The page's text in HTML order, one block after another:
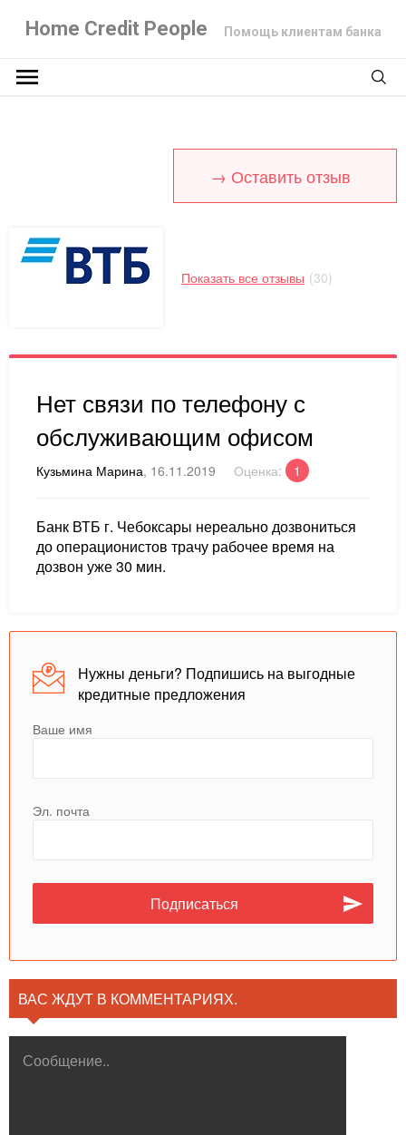
Home Credit People Помощь клиентам банка
→ Оставить отзыв
Показать все отзывы (30)
Нет связи по телефону с
обслуживающим офисом
Кузьмина Марина, 16.11.2019 Оценка: 1
Банк ВТБ г. Чебоксары нереально дозвониться
до операционистов трачу рабочее время на
дозвон уже 30 мин.
Нужны деньги? Подпишись на выгодные
кредитные предложения
Ваше имя
Эл. почта
ВАС ЖДУТ В КОММЕНТАРИЯХ.